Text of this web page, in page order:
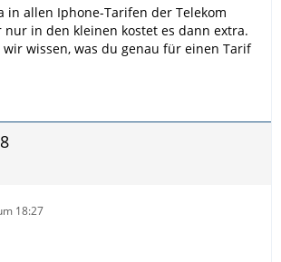
in allen Iphone-Tarifen der Telekom
nur in den kleinen kostet es dann extra.
wissen, was du genau für einen Tarif
18:27